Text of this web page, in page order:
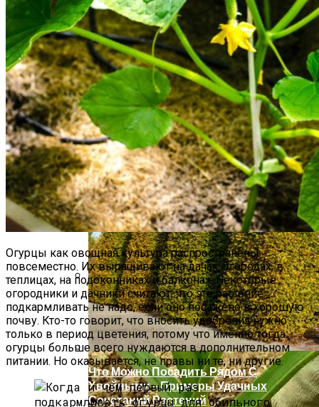
Проблемы Огурцов. Вопросы И
Ответы
Если Ботва Картошки Сохнет
Какие Цветы Украсят Альпинарий?
Что Можно Посадить Рядом С
Хвойными – Примеры Удачных
Сочетаний Растений
Огурцы как овощная культура распространены
повсеместно. Их выращивают на дачах, огородах, в
теплицах, на подоконниках и балконах. Некоторые
огородники и дачники считают, что это растение
подкармливать не надо, если оно посажено в хорошую
почву. Кто-то говорит, что вносить удобрения нужно
только в период цветения, потому что именно тогда
огурцы больше всего нуждаются в дополнительном
питании. Но оказывается, не правы ни те, ни другие.